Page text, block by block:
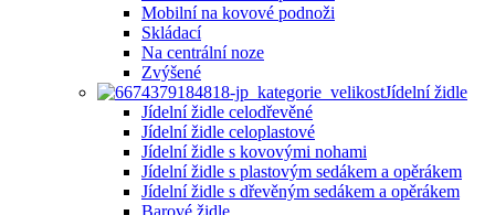
Mobilní na kovové podnoži
Skládací
Na centrální noze
Zvýšené
Jídelní židle
Jídelní židle celodřevěné
Jídelní židle celoplastové
Jídelní židle s kovovými nohami
Jídelní židle s plastovým sedákem a opěrákem
Jídelní židle s dřevěným sedákem a opěrákem
Barové židle